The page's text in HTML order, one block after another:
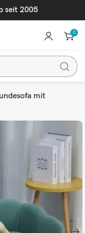
seit 2005
0
mit